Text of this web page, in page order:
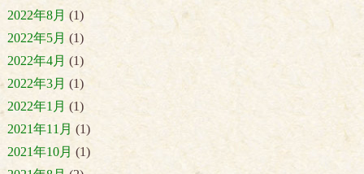
2022年8月 (1)
2022年5月 (1)
2022年4月 (1)
2022年3月 (1)
2022年1月 (1)
2021年11月 (1)
2021年10月 (1)